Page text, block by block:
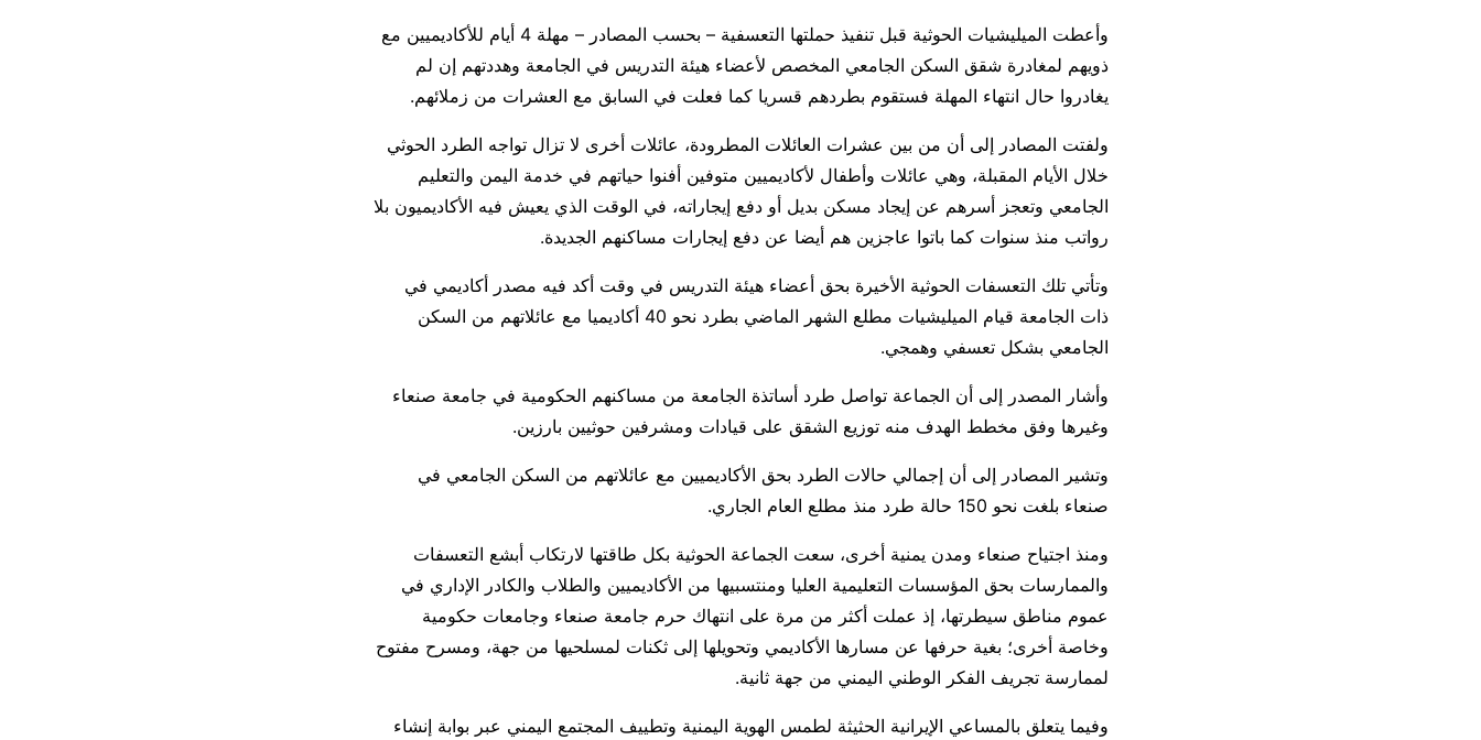
وأعطت الميليشيات الحوثية قبل تنفيذ حملتها التعسفية – بحسب المصادر – مهلة 4 أيام للأكاديميين مع
ذويهم لمغادرة شقق السكن الجامعي المخصص لأعضاء هيئة التدريس في الجامعة وهددتهم إن لم
يغادروا حال انتهاء المهلة فستقوم بطردهم قسريا كما فعلت في السابق مع العشرات من زملائهم.
ولفتت المصادر إلى أن من بين عشرات العائلات المطرودة، عائلات أخرى لا تزال تواجه الطرد الحوثي
خلال الأيام المقبلة، وهي عائلات وأطفال لأكاديميين متوفين أفنوا حياتهم في خدمة اليمن والتعليم
الجامعي وتعجز أسرهم عن إيجاد مسكن بديل أو دفع إيجاراته، في الوقت الذي يعيش فيه الأكاديميون بلا
رواتب منذ سنوات كما باتوا عاجزين هم أيضا عن دفع إيجارات مساكنهم الجديدة.
وتأتي تلك التعسفات الحوثية الأخيرة بحق أعضاء هيئة التدريس في وقت أكد فيه مصدر أكاديمي في
ذات الجامعة قيام الميليشيات مطلع الشهر الماضي بطرد نحو 40 أكاديميا مع عائلاتهم من السكن
الجامعي بشكل تعسفي وهمجي.
وأشار المصدر إلى أن الجماعة تواصل طرد أساتذة الجامعة من مساكنهم الحكومية في جامعة صنعاء
وغيرها وفق مخطط الهدف منه توزيع الشقق على قيادات ومشرفين حوثيين بارزين.
وتشير المصادر إلى أن إجمالي حالات الطرد بحق الأكاديميين مع عائلاتهم من السكن الجامعي في
صنعاء بلغت نحو 150 حالة طرد منذ مطلع العام الجاري.
ومنذ اجتياح صنعاء ومدن يمنية أخرى، سعت الجماعة الحوثية بكل طاقتها لارتكاب أبشع التعسفات
والممارسات بحق المؤسسات التعليمية العليا ومنتسبيها من الأكاديميين والطلاب والكادر الإداري في
عموم مناطق سيطرتها، إذ عملت أكثر من مرة على انتهاك حرم جامعة صنعاء وجامعات حكومية
وخاصة أخرى؛ بغية حرفها عن مسارها الأكاديمي وتحويلها إلى ثكنات لمسلحيها من جهة، ومسرح مفتوح
لممارسة تجريف الفكر الوطني اليمني من جهة ثانية.
وفيما يتعلق بالمساعي الإيرانية الحثيثة لطمس الهوية اليمنية وتطييف المجتمع اليمني عبر بوابة إنشاء